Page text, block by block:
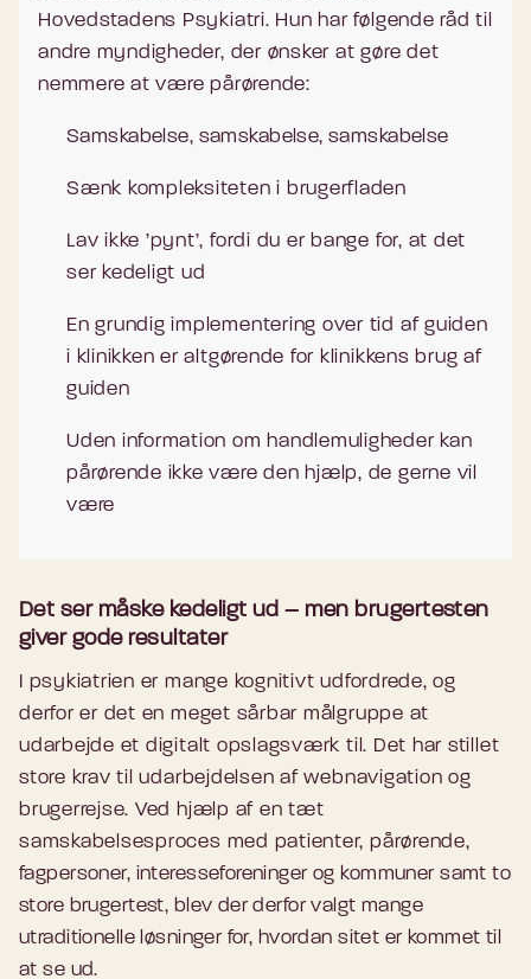
Hovedstadens Psykiatri. Hun har følgende råd til
andre myndigheder, der ønsker at gøre det
nemmere at være pårørende:
Samskabelse, samskabelse, samskabelse
Sænk kompleksiteten i brugerfladen
Lav ikke ’pynt’, fordi du er bange for, at det
ser kedeligt ud
En grundig implementering over tid af guiden
i klinikken er altgørende for klinikkens brug af
guiden
Uden information om handlemuligheder kan
pårørende ikke være den hjælp, de gerne vil
være
Det ser måske kedeligt ud – men brugertesten
giver gode resultater
I psykiatrien er mange kognitivt udfordrede, og
derfor er det en meget sårbar målgruppe at
udarbejde et digitalt opslagsværk til. Det har stillet
store krav til udarbejdelsen af webnavigation og
brugerrejse. Ved hjælp af en tæt
samskabelsesproces med patienter, pårørende,
fagpersoner, interesseforeninger og kommuner samt to
store brugertest, blev der derfor valgt mange
utraditionelle løsninger for, hvordan sitet er kommet til
at se ud.